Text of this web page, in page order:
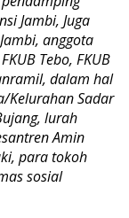
Jambi, Juga
anggota
Tebo, FKUB
dalam hal
Kelurahan Sadar
lurah
Amin
para tokoh
sosial